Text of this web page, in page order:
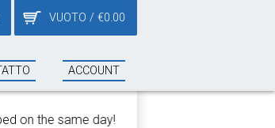
VUOTO / €0.00
ACCOUNT